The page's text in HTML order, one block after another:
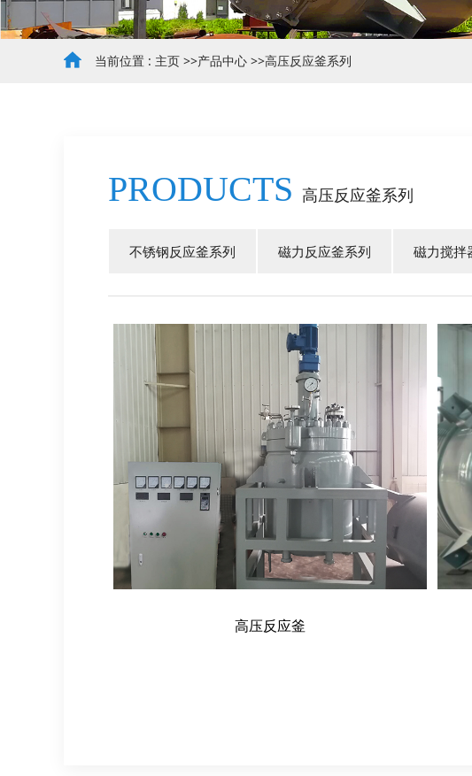
当前位置 : 主页 >>产品中心 >>高压反应釜系列
PRODUCTS 高压反应釜系列
不锈钢反应釜系列 磁力反应釜系列 磁力搅拌
高压反应釜